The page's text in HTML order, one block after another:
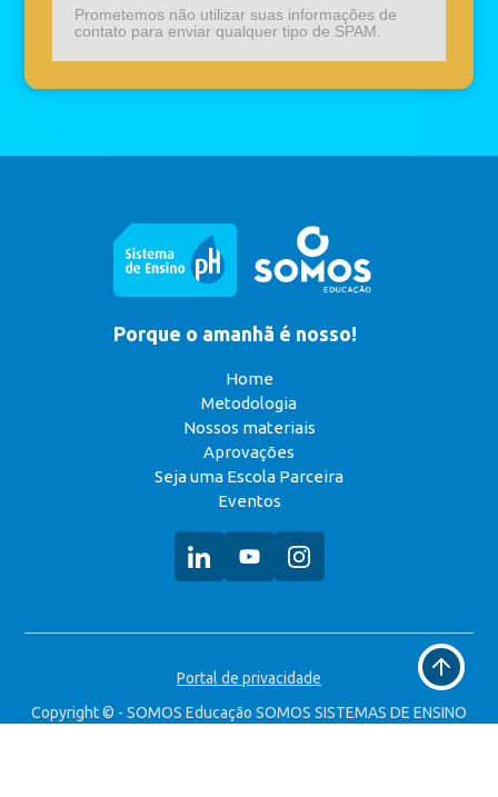
Prometemos não utilizar suas informações de
contato para enviar qualquer tipo de SPAM.
Voltar
ao
topo
Porque o amanhã é nosso!
Home
Metodologia
Nossos materiais
Aprovações
Seja uma Escola Parceira
Eventos
Portal de privacidade
Copyright © - SOMOS Educação SOMOS SISTEMAS DE ENSINO